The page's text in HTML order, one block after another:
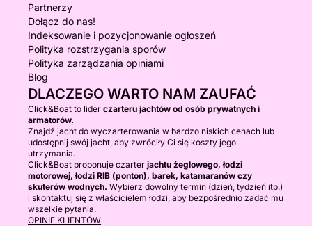
Partnerzy
Dołącz do nas!
Indeksowanie i pozycjonowanie ogłoszeń
Polityka rozstrzygania sporów
Polityka zarządzania opiniami
Blog
DLACZEGO WARTO NAM ZAUFAĆ
Click&Boat to lider czarteru jachtów od osób prywatnych i
armatorów.
Znajdź jacht do wyczarterowania w bardzo niskich cenach lub
udostępnij swój jacht, aby zwróciły Ci się koszty jego
utrzymania.
Click&Boat proponuje czarter jachtu żeglowego, łodzi
motorowej, łodzi RIB (ponton), barek, katamaranów czy
skuterów wodnych. Wybierz dowolny termin (dzień, tydzień itp.)
i skontaktuj się z właścicielem łodzi, aby bezpośrednio zadać mu
wszelkie pytania.
OPINIE KLIENTÓW